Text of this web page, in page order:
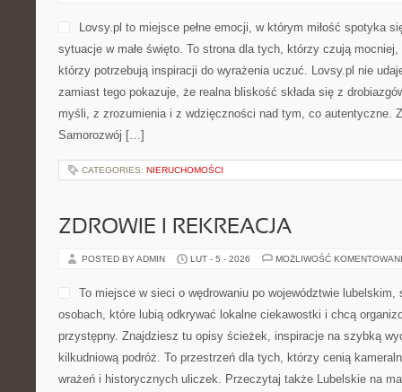
Lovsy.pl to miejsce pełne emocji, w którym miłość spotyka
sytuacje w małe święto. To strona dla tych, którzy czują
którzy potrzebują inspiracji do wyrażenia uczuć. Lovsy.pl nie
zamiast tego pokazuje, że realna bliskość składa się z
myśli, z zrozumienia i z wdzięczności nad tym, co autentyczne.
Samorozwój […]
CATEGORIES: NIERUCHOMOŚCI
ZDROWIE I REKREACJA
POSTED BY ADMIN LUT - 5 - 2026 MOŻLIWOŚĆ
To miejsce w sieci o wędrowaniu po województwie
osobach, które lubią odkrywać lokalne ciekawostki i chcą
przystępny. Znajdziesz tu opisy ścieżek, inspiracje na szybką
kilkudniową podróż. To przestrzeń dla tych, którzy cenią
wrażeń i historycznych uliczek. Przeczytaj także Lubelskie na